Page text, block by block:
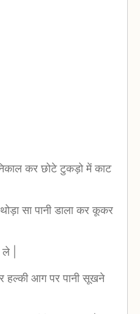
कर छोटे टुकड़ो में काट
सा पानी डाला कर कूकर
|
हल्की आग पर पानी सूखने